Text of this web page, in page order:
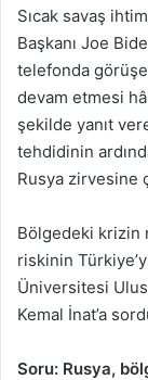
Sıcak savaş
Başkanı Joe
telefonda
devam etmesi
şekilde yanıt
tehdidinin
Rusya zirvesine
Bölgedeki krizin
riskinin
Üniversitesi
Kemal İnat’a
Soru: Rusya,